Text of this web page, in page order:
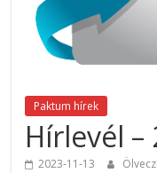
Paktum hírek
Hírlevél
2023-11-13